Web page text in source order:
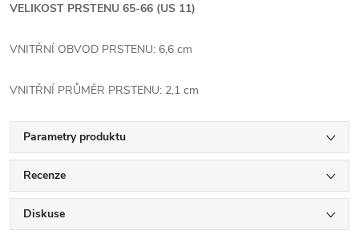
VELIKOST PRSTENU 65-66 (US 11)
VNITŘNÍ OBVOD PRSTENU: 6,6 cm
VNITŘNÍ PRŮMĚR PRSTENU: 2,1 cm
Parametry produktu
Recenze
Diskuse